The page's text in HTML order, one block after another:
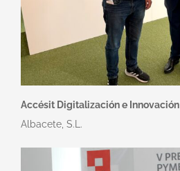
Accésit Digitalización e Innovación
Albacete, S.L.